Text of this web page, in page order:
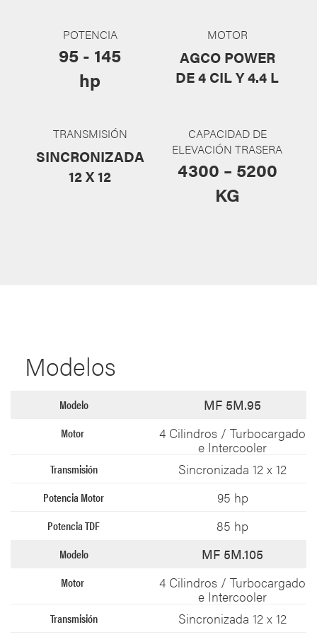
POTENCIA
95 - 145
hp
MOTOR
AGCO POWER
DE 4 CIL Y 4.4 L​
TRANSMISIÓN
SINCRONIZADA
12 X 12​
CAPACIDAD DE
ELEVACIÓN TRASERA
4300 – 5200
KG​
Modelos
MF 5M.95
4 Cilindros / Turbocargado
e Intercooler​
Sincronizada 12 x 12​
95 hp​
85 hp​
MF 5M.105
4 Cilindros / Turbocargado
e Intercooler​
Sincronizada 12 x 12​